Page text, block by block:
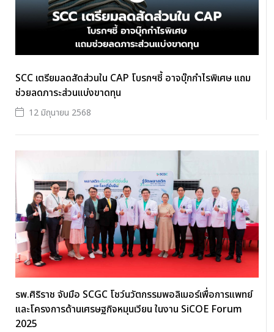
SCC เตรียมลดสัดส่วนใน CAP โบรกฯชี้ อาจบุ๊กกำไรพิเศษ แถม
ช่วยลดภาระส่วนแบ่งขาดทุน
12 มิถุนายน 2568
รพ.ศิริราช จับมือ SCGC โชว์นวัตกรรมพอลิเมอร์เพื่อการแพทย์
และโครงการด้านเศรษฐกิจหมุนเวียน ในงาน SiCOE Forum
2025